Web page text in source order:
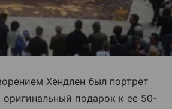
Хендлен был портрет
оригинальный подарок к ее 50-